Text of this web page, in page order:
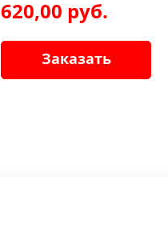
620,00 руб.
Заказать